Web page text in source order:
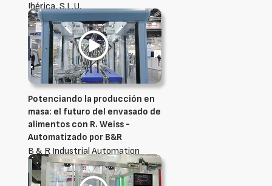
Ibérica, S.L.U.
Potenciando la producción en
masa: el futuro del envasado de
alimentos con R. Weiss -
Automatizado por B&R
B & R Industrial Automation
Ibérica, S.L.U.